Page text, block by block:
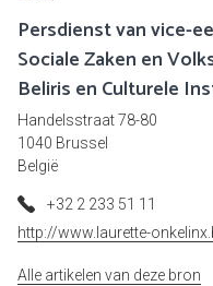
Persdienst van vice-
Sociale Zaken en
Beliris en Culturele
Handelsstraat 78-80
1040 Brussel
België
+32 2 233 51 11
http://www.laurette-
Alle artikelen van deze bron